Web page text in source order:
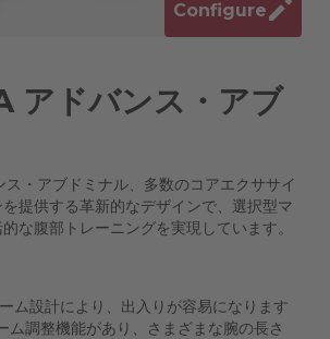
Configure
アドバンス・アブ
・アブドミナル、多数のコアエクササイ
提供する革新的なデザインで、選択型マ
な腹部トレーニングを実現しています。
ム設計により、出入りが容易になります
ム調整機能があり、さまざまな腕の長さ